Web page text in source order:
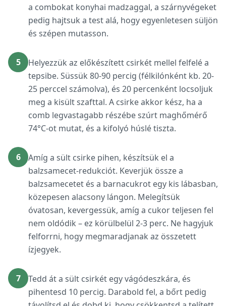
a combokat konyhai madzaggal, a szárnyvégeket
pedig hajtsuk a test alá, hogy egyenletesen süljön
és szépen mutasson.
5
Helyezzük az előkészített csirkét mellel felfelé a
tepsibe. Süssük 80-90 percig (félkilónként kb. 20-
25 perccel számolva), és 20 percenként locsoljuk
meg a kisült szafttal. A csirke akkor kész, ha a
comb legvastagabb részébe szúrt maghőmérő
74°C-ot mutat, és a kifolyó húslé tiszta.
6
Amíg a sült csirke pihen, készítsük el a
balzsamecet-redukciót. Keverjük össze a
balzsamecetet és a barnacukrot egy kis lábasban,
közepesen alacsony lángon. Melegítsük
óvatosan, kevergessük, amíg a cukor teljesen fel
nem oldódik – ez körülbelül 2-3 perc. Ne hagyjuk
felforrni, hogy megmaradjanak az összetett
ízjegyek.
7
Tedd át a sült csirkét egy vágódeszkára, és
pihentesd 10 percig. Darabold fel, a bőrt pedig